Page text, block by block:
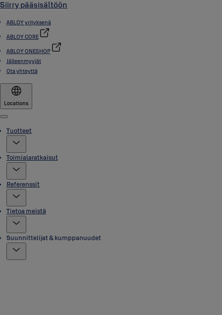
Siirry pääsisältöön
ABLOY yrityksenä
ABLOY CORE
ABLOY ONESHOP
Jälleenmyyjät
Ota yhteyttä
Locations
Menu
Tuotteet
Toimialaratkaisut
Referenssit
Tietoa meistä
Suunnittelijat & kumppanuudet